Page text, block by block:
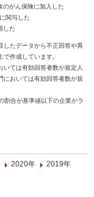
のがん保険に加入した
関与した
した
したデータから不正回答や異
作成しています。
ては有効回答者数が規定人
においては有効回答者数が規
割合が基準値以下の企業がラ
2020年
2019年